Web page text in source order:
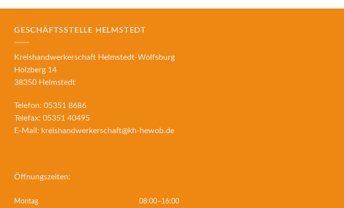
GESCHÄFTSSTELLE HELMSTEDT
Kreishandwerkerschaft Helmstedt-Wolfsburg
Holzberg 14
38350 Helmstedt
Telefon: 05351 8686
Telefax: 05351 40495
E-Mail: kreishandwerkerschaft@kh-hewob.de
Öffnungszeiten:
Montag 08:00–16:00